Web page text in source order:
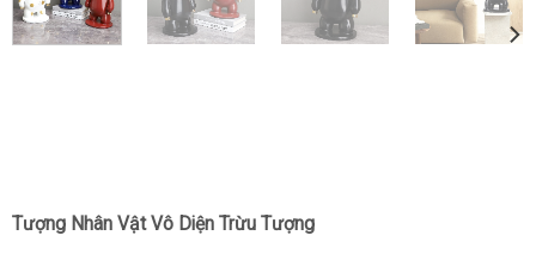
Tượng Nhân Vật Vô Diện Trừu Tượng